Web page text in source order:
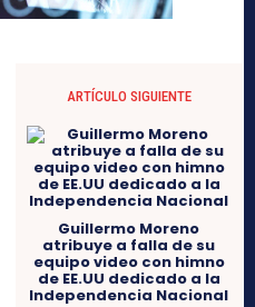
ARTÍCULO SIGUIENTE
Guillermo Moreno
atribuye a falla de su
equipo video con himno
de EE.UU dedicado a la
Independencia Nacional